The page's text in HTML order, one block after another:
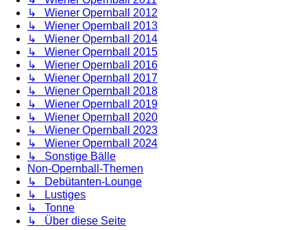
↳ Wiener Opernball 2012
↳ Wiener Opernball 2013
↳ Wiener Opernball 2014
↳ Wiener Opernball 2015
↳ Wiener Opernball 2016
↳ Wiener Opernball 2017
↳ Wiener Opernball 2018
↳ Wiener Opernball 2019
↳ Wiener Opernball 2020
↳ Wiener Opernball 2023
↳ Wiener Opernball 2024
↳ Sonstige Bälle
Non-Opernball-Themen
↳ Debütanten-Lounge
↳ Lustiges
↳ Tonne
↳ Über diese Seite